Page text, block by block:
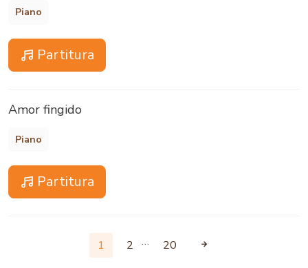
Piano
Partitura
Amor fingido
Piano
Partitura
1 2 … 20